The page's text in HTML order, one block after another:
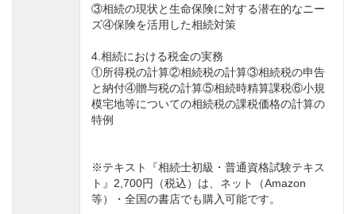
③相続の現状と生命保険に対する潜在的なニー
ズ④保険を活用した相続対策
4.相続における税金の実務
①所得税の計算②相続税の計算③相続税の申告
と納付④贈与税の計算⑤相続時精算課税⑥小規
模宅地等についての相続税の課税価格の計算の
特例
※テキスト『相続士初級・普通資格試験テキス
ト』2,700円（税込）は、ネット（Amazon
等）・全国の書店でも購入可能です。